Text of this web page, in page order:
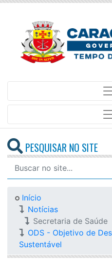
PESQUISAR NO SITE
Início
Notícias
Secretaria de Saúde
ODS - Objetivo de
Sustentável